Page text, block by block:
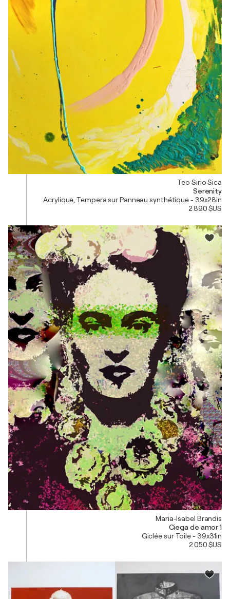
Teo Sirio Sica
Serenity
Acrylique, Tempera sur Panneau synthétique - 39x28in
2 890 $US
Maria-Isabel Brandis
Ciega de amor 1
Giclée sur Toile - 39x31in
2 050 $US